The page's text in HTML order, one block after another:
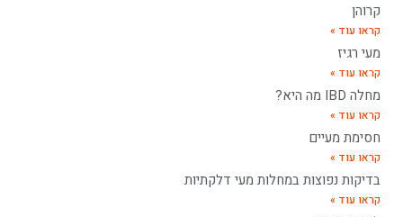
קרוהן
קראו עוד »
מעי רגיז
קראו עוד »
מחלה IBD מה היא?
קראו עוד »
חסימת מעיים
קראו עוד »
בדיקות נפוצות במחלות מעי דלקתיות
קראו עוד »